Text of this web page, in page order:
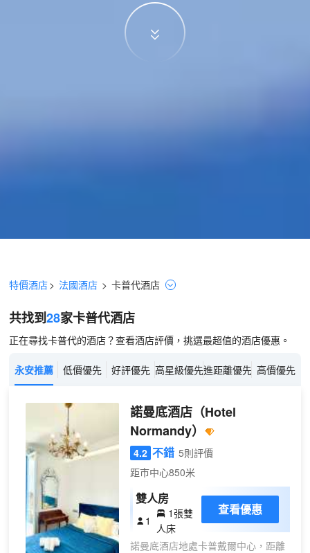
特價酒店> 法國酒店 > 卡普代酒店
共找到28家卡普代酒店
正在尋找卡普代的酒店？查看酒店評價，挑選最超值的酒店優惠。
永安推薦 低價優先 好評優先 高星級優先進距離優先 高價優先
諾曼底酒店（Hotel
Normandy）
4.2 不錯 5則評價
距市中心850米
雙人房
1
1張雙
人床
查看優惠
諾曼底酒店地處卡普戴爾中心，距離